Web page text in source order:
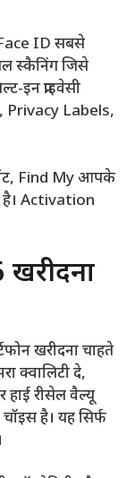
Face ID सबसे
स्कैनिंग जिसे
इन प्राइवेसी
Privacy Labels,
Find My आपके
है। Activation
खरीदना चाहते
क्वालिटी दे,
हाई रीसेल वैल्यू
है। यह सिर्फ